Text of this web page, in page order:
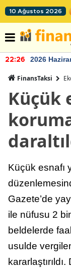
10 Ağustos 2026
22:26 2026
FinansTaksi
Küçük
Küçük esnafı
Gazete’de
ile nüfusu 2
beldelerde
usulde